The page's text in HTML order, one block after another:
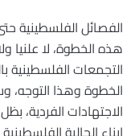
الفصائل الفلسطينية
هذه الخطوة، لا علنيا
التجمعات
الخطوة وهذا
الاجتهادات الفردية،